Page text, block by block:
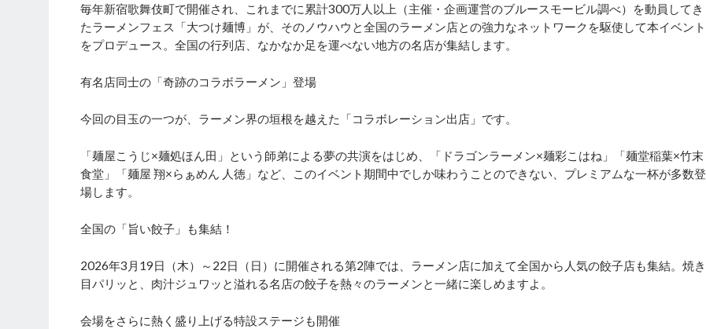
毎年新宿歌舞伎町で開催され、これまでに累計300万人以上（主催・企画運営のブルースモービル調べ）を動員してき
たラーメンフェス「大つけ麺博」が、そのノウハウと全国のラーメン店との強力なネットワークを駆使して本イベント
をプロデュース。全国の行列店、なかなか足を運べない地方の名店が集結します。
有名店同士の「奇跡のコラボラーメン」登場
今回の目玉の一つが、ラーメン界の垣根を越えた「コラボレーション出店」です。
「麺屋こうじ×麺処ほん田」という師弟による夢の共演をはじめ、「ドラゴンラーメン×麺彩こはね」「麺堂稲葉×竹末
食堂」「麺屋 翔×らぁめん 人徳」など、このイベント期間中でしか味わうことのできない、プレミアムな一杯が多数登
場します。
全国の「旨い餃子」も集結！
2026年3月19日（木）～22日（日）に開催される第2陣では、ラーメン店に加えて全国から人気の餃子店も集結。焼き
目パリッと、肉汁ジュワッと溢れる名店の餃子を熱々のラーメンと一緒に楽しめますよ。
会場をさらに熱く盛り上げる特設ステージも開催